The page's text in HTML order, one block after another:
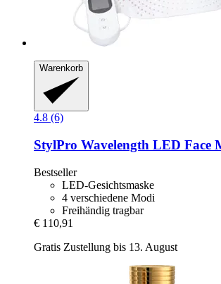
Warenkorb
4.8 (6)
StylPro Wavelength LED Face
Bestseller
LED-Gesichtsmaske
4 verschiedene Modi
Freihändig tragbar
€ 110,91
Gratis Zustellung bis 13. August